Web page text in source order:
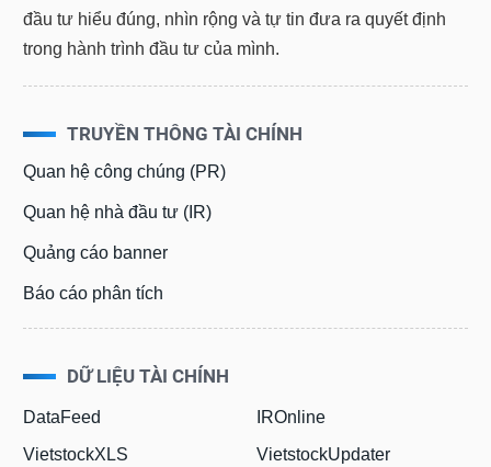
đầu tư hiểu đúng, nhìn rộng và tự tin đưa ra quyết định
trong hành trình đầu tư của mình.
TRUYỀN THÔNG TÀI CHÍNH
Quan hệ công chúng (PR)
Quan hệ nhà đầu tư (IR)
Quảng cáo banner
Báo cáo phân tích
DỮ LIỆU TÀI CHÍNH
DataFeed
VietstockXLS
IROnline
VietstockUpdater
TIÊU
DÙNG
YẾU
CHĂM
SÓC
SỨC
TÀI
CHÍNH